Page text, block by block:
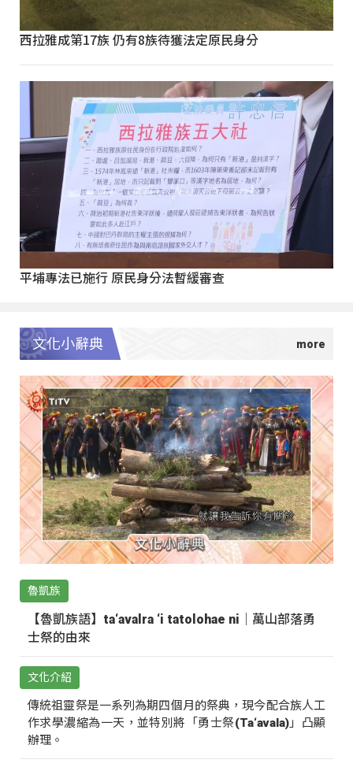
西拉雅成第17族 仍有8族待獲法定原民身分
平埔專法已施行 原民身分法暫緩審查
文化小辭典
魯凱族
【魯凱族語】ta‘avalra ‘i tatolohae ni｜萬山部落勇
士祭的由來
文化介紹
傳統祖靈祭是一系列為期四個月的祭典，現今配合族人工
作求學濃縮為一天，並特別將「勇士祭(Ta‘avala)」凸顯
辦理。